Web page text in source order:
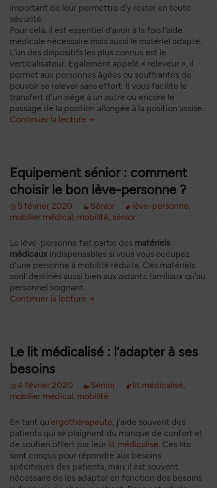
important de leur permettre d’y rester en toute
sécurité.
Pour cela, il est essentiel d’avoir à la fois l’aide
médicale nécessaire mais aussi le matériel adapté.
L’un des dispositifs les plus connus est le
verticalisateur. Egalement appelé « releveur », il
permet aux personnes âgées ou souffrantes de
pouvoir se relever sans effort. Il vous facilite le
transfert d’un siège à un autre ou encore le
passage de la position allongée à la position assise.
Continuer la lecture de
→
Equipement sénior : comment
choisir le bon lève-personne ?
5 février 2020 Sénior lève-personne,
mobilier médical, mobilité, sénior
Le lève-personne fait partie des matériels
médicaux indispensables si vous vous occupez
d’une personne à mobilité réduite. Ces matériels
sont destinés aussi bien aux aidants familiaux qu’au
personnel soignant.
Continuer la lecture de
→
Le lit médicalisé : l’adapter à ses
besoins
4 février 2020 Sénior lit médicalisé,
mobilier médical, mobilité
En tant qu’ergothérapeute, j’aide souvent des
patients qui se plaignent du manque de confort et
de soutien offert par leur lit médicalisé. Ces lits
sont conçus pour répondre aux besoins
spécifiques des patients, mais il est souvent
nécessaire de les adapter en fonction des besoins